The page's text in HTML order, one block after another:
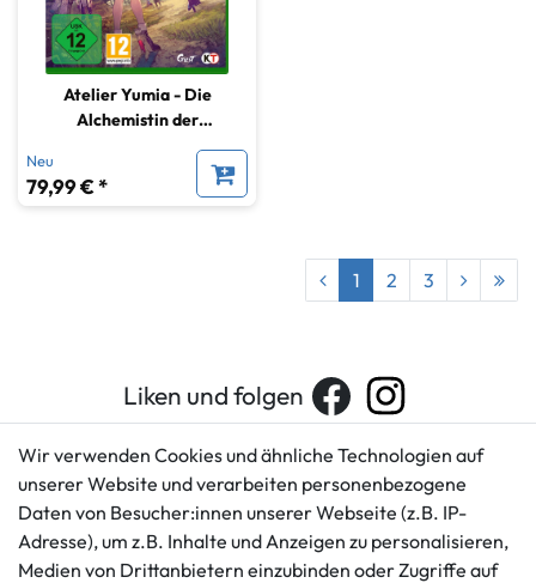
Atelier Yumia - Die
Alchemistin der
Erinnerungen und das
Neu
79,99 € *
1 2 3
Liken und folgen
Kundenservice
+49 421 596586
Mo. - Fr. 9 - 16 Uhr
Rechtliches
AGB
Impressum
Wir verwenden Cookies und ähnliche Technologien auf
unserer Website und verarbeiten personenbezogene
Daten von Besucher:innen unserer Webseite (z.B. IP-
Adresse), um z.B. Inhalte und Anzeigen zu personalisieren,
Medien von Drittanbietern einzubinden oder Zugriffe auf